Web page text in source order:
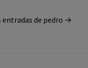
entradas de pedro →